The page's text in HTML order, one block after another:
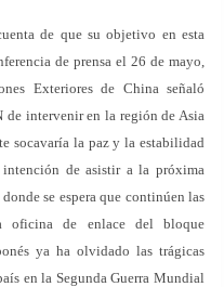
de que su objetivo en esta
de prensa el 26 de mayo,
Exteriores de China señaló
de intervenir en la región de Asia
socavaría la paz y la estabilidad
de asistir a la próxima
se espera que continúen las
oficina de enlace del bloque
ya ha olvidado las trágicas
en la Segunda Guerra Mundial